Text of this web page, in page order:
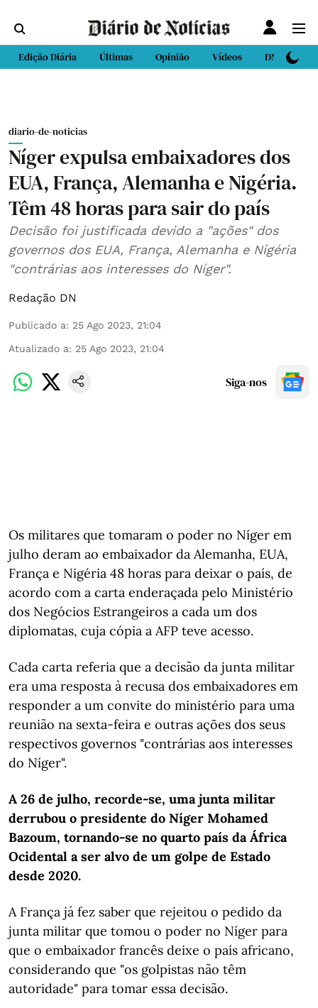
Edição Diária Últimas Opinião Vídeos DN Sport
diario-de-noticias
Níger expulsa embaixadores dos
EUA, França, Alemanha e Nigéria.
Têm 48 horas para sair do país
Decisão foi justificada devido a "ações" dos
governos dos EUA, França, Alemanha e Nígéria
"contrárias aos interesses do Níger".
Redação DN
Publicado a: 25 Ago 2023, 21:04
Atualizado a: 25 Ago 2023, 21:04
Siga-nos
Os militares que tomaram o poder no Níger em
julho deram ao embaixador da Alemanha, EUA,
França e Nigéria 48 horas para deixar o país, de
acordo com a carta enderaçada pelo Ministério
dos Negócios Estrangeiros a cada um dos
diplomatas, cuja cópia a AFP teve acesso.
Cada carta referia que a decisão da junta militar
era uma resposta à recusa dos embaixadores em
responder a um convite do ministério para uma
reunião na sexta-feira e outras ações dos seus
respectivos governos "contrárias aos interesses
do Níger".
A 26 de julho, recorde-se, uma junta militar
derrubou o presidente do Níger Mohamed
Bazoum, tornando-se no quarto país da África
Ocidental a ser alvo de um golpe de Estado
desde 2020.
A França já fez saber que rejeitou o pedido da
junta militar que tomou o poder no Níger para
que o embaixador francês deixe o país africano,
considerando que "os golpistas não têm
autoridade" para tomar essa decisão.